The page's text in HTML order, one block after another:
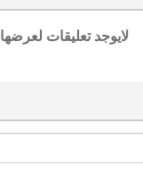
لايوجد تعليقات لعرضها